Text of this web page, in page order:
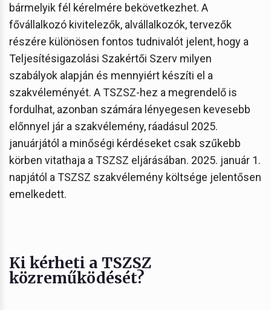
bármelyik fél kérelmére bekövetkezhet. A
fővállalkozó kivitelezők, alvállalkozók, tervezők
részére különösen fontos tudnivalót jelent, hogy a
Teljesítésigazolási Szakértői Szerv milyen
szabályok alapján és mennyiért készíti el a
szakvéleményét. A TSZSZ-hez a megrendelő is
fordulhat, azonban számára lényegesen kevesebb
előnnyel jár a szakvélemény, ráadásul 2025.
januárjától a minőségi kérdéseket csak szűkebb
körben vitathaja a TSZSZ eljárásában. 2025. január 1.
napjától a TSZSZ szakvélemény költsége jelentősen
emelkedett.
Ki kérheti a TSZSZ
közreműködését?